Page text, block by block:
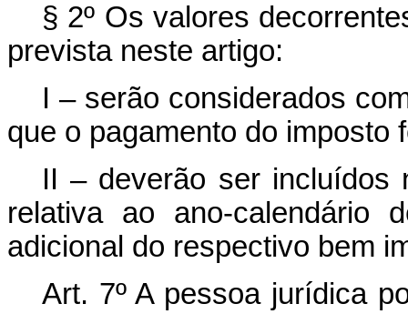
§ 2º Os valores
prevista neste artigo:
I – serão considerados
que o pagamento do imposto
II – deverão ser incluídos
relativa ao ano-calendário
adicional do respectivo bem
Art. 7º A pessoa jurídica